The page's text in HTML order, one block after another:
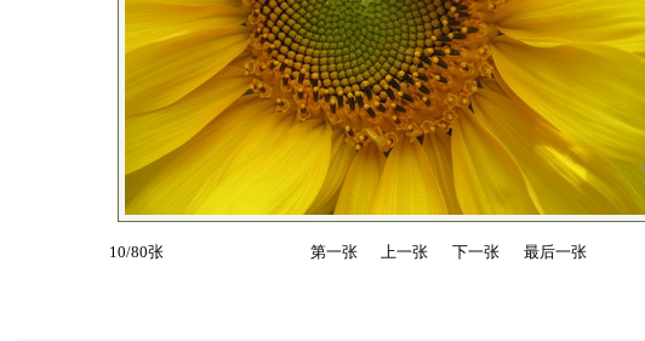
10/80张 第一张 上一张 下一张 最后一张